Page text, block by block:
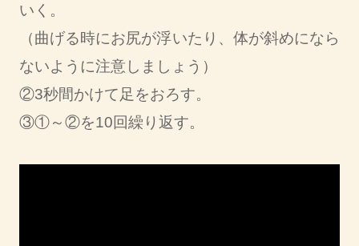
いく。
（曲げる時にお尻が浮いたり、体が斜めになら
ないように注意しましょう）
②3秒間かけて足をおろす。
③①～②を10回繰り返す。